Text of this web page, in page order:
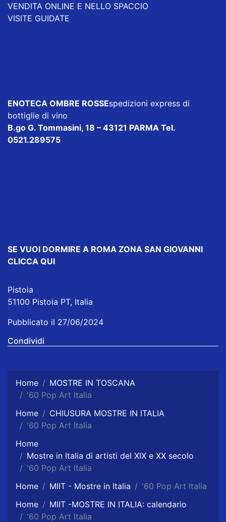
VENDITA ONLINE E NELLO SPACCIO
VISITE GUIDATE
ENOTECA OMBRE ROSSEspedizioni express di
bottiglie di vino
B.go G. Tommasini, 18 – 43121 PARMA Tel.
0521.289575
SE VUOI DORMIRE A ROMA ZONA SAN GIOVANNI
CLICCA QUI
Pistoia
51100 Pistoia PT, Italia
Pubblicato il 27/06/2024
Condividi
Home
MOSTRE IN TOSCANA
'60 Pop Art Italia
Home
CHIUSURA MOSTRE IN ITALIA
'60 Pop Art Italia
Home
Mostre in Italia di artisti del XIX e XX secolo
'60 Pop Art Italia
Home
MIIT - Mostre in Italia
'60 Pop Art Italia
Home
MIIT -MOSTRE IN ITALIA: calendario
'60 Pop Art Italia